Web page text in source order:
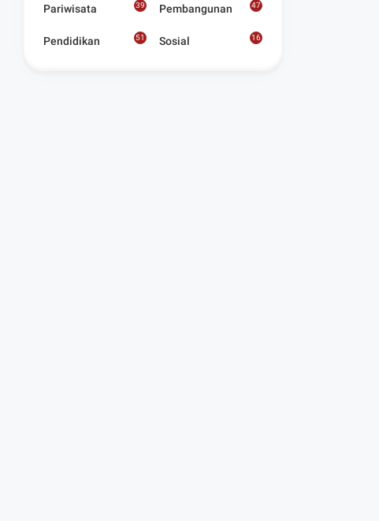
Pariwisata 39 Pembangunan 47
Pendidikan 51 Sosial
16